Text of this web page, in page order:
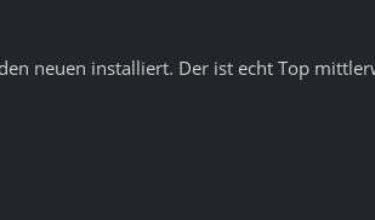
neuen installiert. Der ist echt Top